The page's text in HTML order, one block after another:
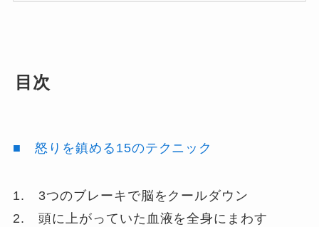
目次
■ 怒りを鎮める15のテクニック
1. 3つのブレーキで脳をクールダウン
2. 頭に上がっていた血液を全身にまわす